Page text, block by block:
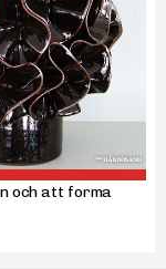
och att forma